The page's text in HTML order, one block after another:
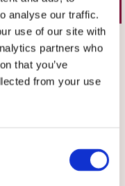
analyse our traffic.
use of our site with
partners who
that you’ve
from your use
Välj storlek